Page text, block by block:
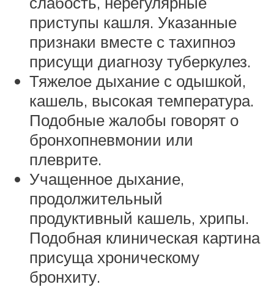
приступы кашля. Указанные
признаки вместе с тахипноэ
присущи диагнозу туберкулез.
Тяжелое дыхание с одышкой,
кашель, высокая температура.
Подобные жалобы говорят о
бронхопневмонии или
плеврите.
Учащенное дыхание,
продолжительный
продуктивный кашель, хрипы.
Подобная клиническая картина
присуща хроническому
бронхиту.